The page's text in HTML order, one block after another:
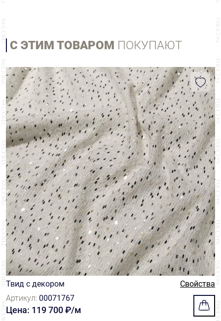
С ЭТИМ ТОВАРОМ ПОКУПАЮТ
Твид с декором
Свойства
Артикул: 00071767
Цена: 119 700 ₽/м